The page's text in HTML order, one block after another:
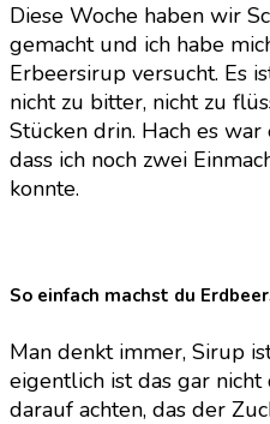
Diese Woche haben wir
gemacht und ich habe
Erbeersirup versucht. Es
nicht zu bitter, nicht zu
Stücken drin. Hach es
dass ich noch zwei
konnte.
So einfach machst du
Man denkt immer, Sirup
eigentlich ist das gar
darauf achten, das der